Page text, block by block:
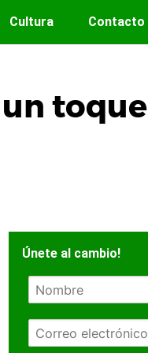
Cultura Contacto
toque
Únete al cambio!
N
m
r
E
m